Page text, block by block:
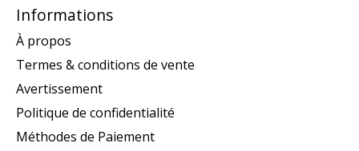
Informations
À propos
Termes & conditions de vente
Avertissement
Politique de confidentialité
Méthodes de Paiement